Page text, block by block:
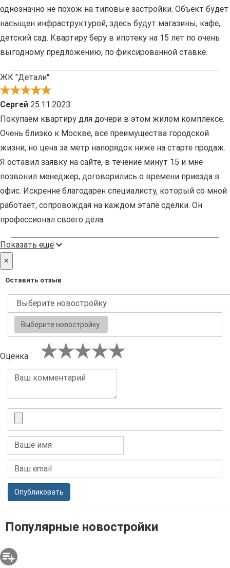
однозначно не похож на типовые застройки. Объект будет
насыщен инфраструктурой, здесь будут магазины, кафе,
детский сад. Квартиру беру в ипотеку на 15 лет по очень
выгодному предложению, по фиксированной ставке.
ЖК "Детали"
Сергей 25.11.2023
Покупаем квартиру для дочери в этом жилом комплексе.
Очень близко к Москве, все преимущества городской
жизни, но цена за метр напорядок ниже на старте продаж.
Я оставил заявку на сайте, в течение минут 15 и мне
позвонил менеджер, договорились о времени приезда в
офис. Искренне благодарен специалисту, который со мной
работает, сопровождая на каждом этапе сделки. Он
профессионал своего дела
Показать ещё
×
Оставить отзыв
Выберите новостройку
Оценка
Опубликовать
Популярные новостройки